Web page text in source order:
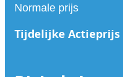
Normale prijs
Tijdelijke Actieprijs